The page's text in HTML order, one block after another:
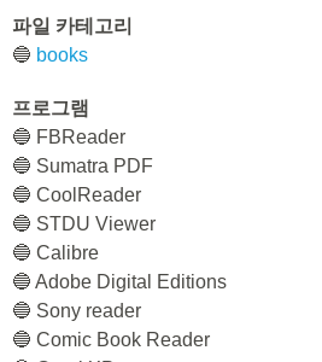
파일 카테고리
🔵 books
프로그램
🔵 FBReader
🔵 Sumatra PDF
🔵 CoolReader
🔵 STDU Viewer
🔵 Calibre
🔵 Adobe Digital Editions
🔵 Sony reader
🔵 Comic Book Reader